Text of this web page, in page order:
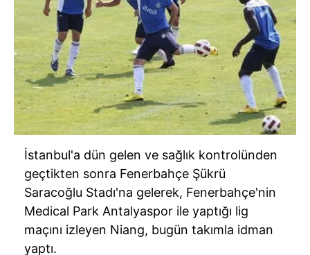
İstanbul'a dün gelen ve sağlık kontrolünden
geçtikten sonra Fenerbahçe Şükrü
Saracoğlu Stadı'na gelerek, Fenerbahçe'nin
Medical Park Antalyaspor ile yaptığı lig
maçını izleyen Niang, bugün takımla idman
yaptı.